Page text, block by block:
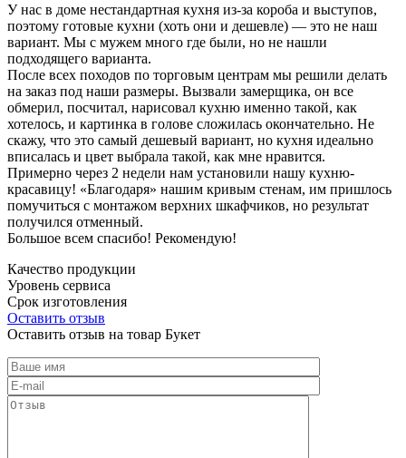
У нас в доме нестандартная кухня из-за короба и выступов,
поэтому готовые кухни (хоть они и дешевле) — это не наш
вариант. Мы с мужем много где были, но не нашли
подходящего варианта.
После всех походов по торговым центрам мы решили делать
на заказ под наши размеры. Вызвали замерщика, он все
обмерил, посчитал, нарисовал кухню именно такой, как
хотелось, и картинка в голове сложилась окончательно. Не
скажу, что это самый дешевый вариант, но кухня идеально
вписалась и цвет выбрала такой, как мне нравится.
Примерно через 2 недели нам установили нашу кухню-
красавицу! «Благодаря» нашим кривым стенам, им пришлось
помучиться с монтажом верхних шкафчиков, но результат
получился отменный.
Большое всем спасибо! Рекомендую!
Качество продукции
Уровень сервиса
Срок изготовления
Оставить отзыв
Оставить отзыв на товар Букет